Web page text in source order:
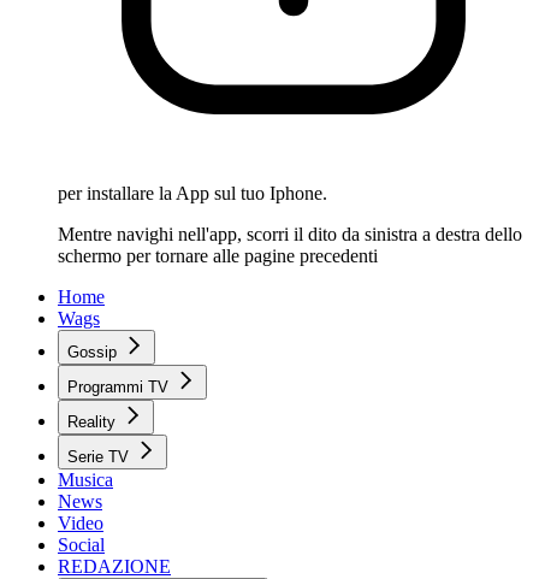
per installare la App sul tuo Iphone.
Mentre navighi nell'app, scorri il dito da sinistra a destra dello
schermo per tornare alle pagine precedenti
Home
Wags
Gossip
Programmi TV
Reality
Serie TV
Musica
News
Video
Social
REDAZIONE